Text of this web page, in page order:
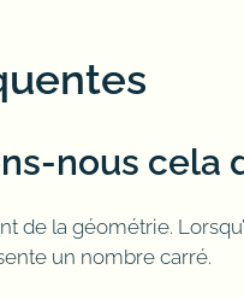
nous cela
de la géométrie.
un nombre carré.